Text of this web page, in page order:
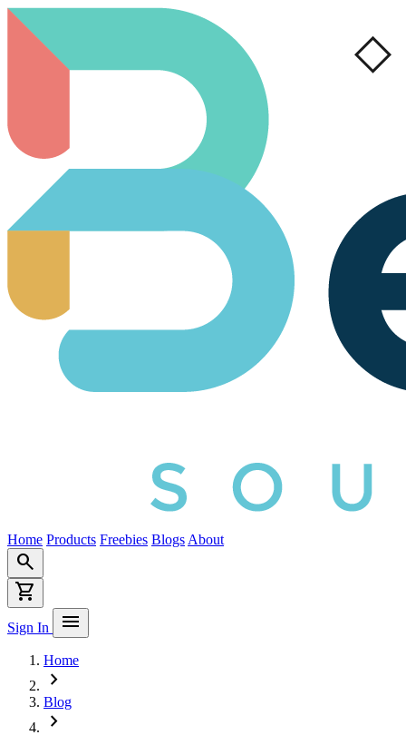
Home Products Freebies Blogs About
search
shopping_cart
Sign In menu
Home
chevron_right
Blog
chevron_right